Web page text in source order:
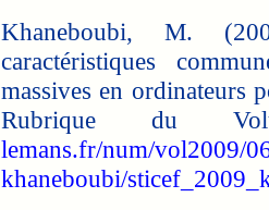
Khaneboubi, M.
caractéristiques
massives en ordinateurs
Rubrique du
lemans.fr/num/vol2009/
khaneboubi/